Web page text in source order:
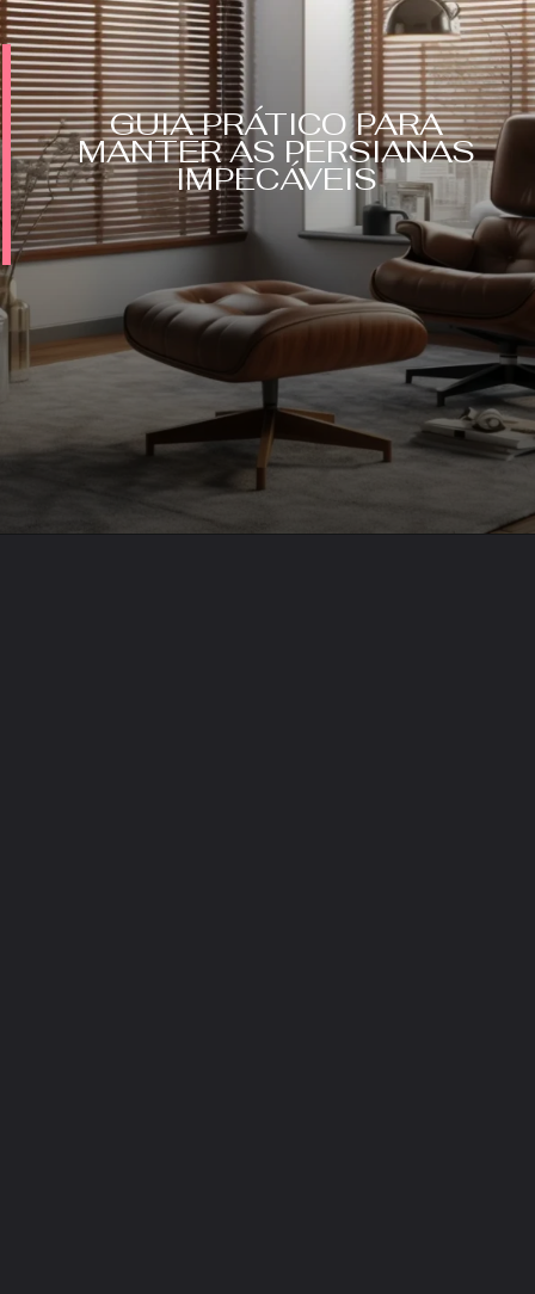
GUIA PRÁTICO PARA
MANTER AS PERSIANAS
IMPECÁVEIS